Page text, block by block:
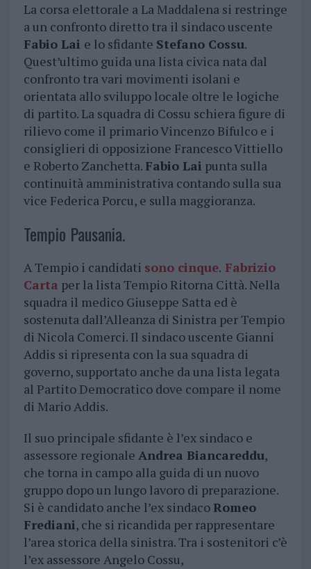
La corsa elettorale a La Maddalena si restringe
a un confronto diretto tra il sindaco uscente
Fabio Lai e lo sfidante Stefano Cossu.
Quest’ultimo guida una lista civica nata dal
confronto tra vari movimenti isolani e
orientata allo sviluppo locale oltre le logiche
di partito. La squadra di Cossu schiera figure di
rilievo come il primario Vincenzo Bifulco e i
consiglieri di opposizione Francesco Vittiello
e Roberto Zanchetta. Fabio Lai punta sulla
continuità amministrativa contando sulla sua
vice Federica Porcu, e sulla maggioranza.
Tempio Pausania.
A Tempio i candidati sono cinque. Fabrizio
Carta per la lista Tempio Ritorna Città. Nella
squadra il medico Giuseppe Satta ed è
sostenuta dall’Alleanza di Sinistra per Tempio
di Nicola Comerci. Il sindaco uscente Gianni
Addis si ripresenta con la sua squadra di
governo, supportato anche da una lista legata
al Partito Democratico dove compare il nome
di Mario Addis.
Il suo principale sfidante è l’ex sindaco e
assessore regionale Andrea Biancareddu,
che torna in campo alla guida di un nuovo
gruppo dopo un lungo lavoro di preparazione.
Si è candidato anche l’ex sindacoRomeo
Frediani, che si ricandida per rappresentare
l’area storica della sinistra. Tra i sostenitori c’è
l’ex assessore Angelo Cossu,